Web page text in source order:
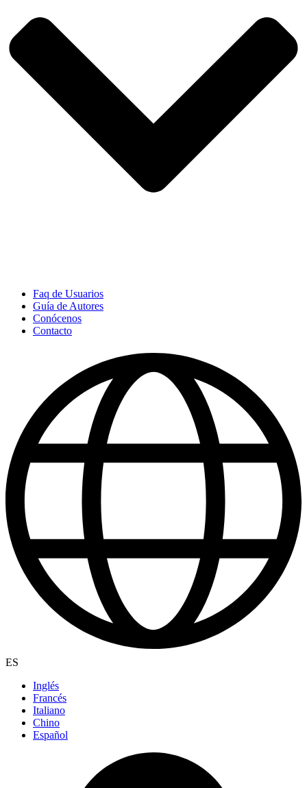
Faq de Usuarios
Guía de Autores
Conócenos
Contacto
ES
Inglés
Francés
Italiano
Chino
Español